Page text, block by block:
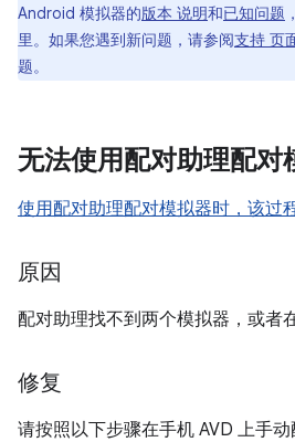
Android 模拟器的版本 说明和已知问题
里。如果您遇到新问题，请参阅支持 页
题。
无法使用配对助理配对
使用配对助理配对模拟器时，该过
原因
配对助理找不到两个模拟器，或者
修复
请按照以下步骤在手机 AVD 上手动